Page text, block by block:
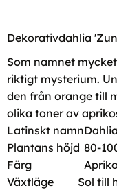
Dekorativdahlia
Som namnet
riktigt mysterium.
den från orange till
olika toner av
Latinskt namn
Plantans höjd 80-
Färg
Växtläge
Sol till